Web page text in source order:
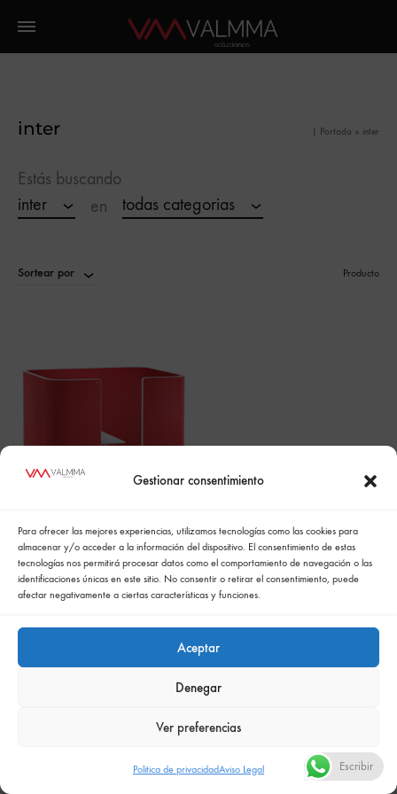
Gestionar consentimiento
Para ofrecer las mejores experiencias, utilizamos tecnologías como las cookies para
almacenar y/o acceder a la información del dispositivo. El consentimiento de estas
tecnologías nos permitirá procesar datos como el comportamiento de navegación o las
identificaciones únicas en este sitio. No consentir o retirar el consentimiento, puede
afectar negativamente a ciertas características y funciones.
Aceptar
Denegar
Ver preferencias
Politica de privacidadAviso Legal
inter | Portada » inter
Estás buscando
inter
en todas categorias
Sortear por Producto
Política integrada de gestión
Comunicación de la política de responsabilidad social empresarial
Escribir